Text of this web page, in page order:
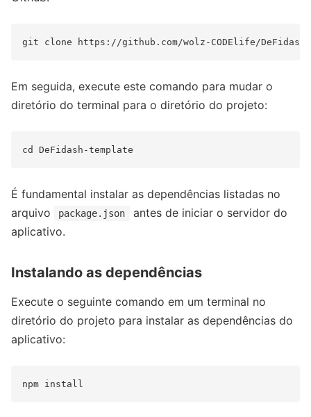
Em seguida, execute este comando para mudar o
diretório do terminal para o diretório do projeto:
É fundamental instalar as dependências listadas no
arquivo
package.json
antes de iniciar o servidor do
aplicativo.
Instalando as dependências
Execute o seguinte comando em um terminal no
diretório do projeto para instalar as dependências do
aplicativo: